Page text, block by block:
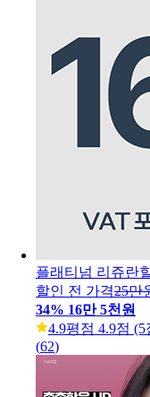
플래티넘 리쥬란
할인 전 가격25만
34% 16만 5천원
4.9평점 4.9점 (5
(62)